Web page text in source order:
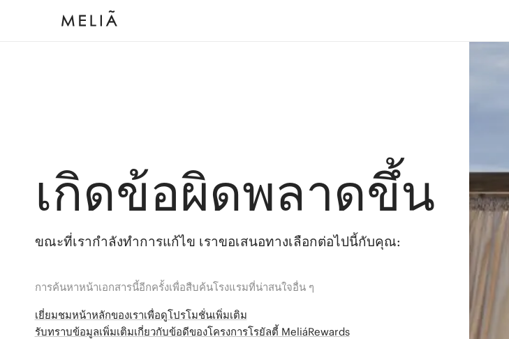
เกิดข้อผิดพลาดขึ้น
ขณะที่เรากำลังทำการแก้ไข เราขอเสนอทางเลือกต่อไปนี้กับคุณ:
การค้นหาหน้าเอกสารนี้อีกครั้งเพื่อสืบค้นโรงแรมที่น่าสนใจอื่น ๆ
เยี่ยมชมหน้าหลักของเราเพื่อดูโปรโมชั่นเพิ่มเติม
รับทราบข้อมูลเพิ่มเติมเกี่ยวกับข้อดีของโครงการโรยัลตี้ MeliáRewards